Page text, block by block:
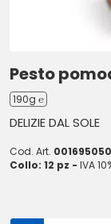
Pesto
190g ℮
DELIZIE DAL SOLE
Cod. Art.
Collo: 12 pz - IVA